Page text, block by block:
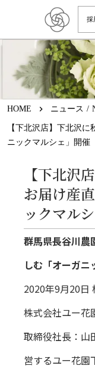
採
HOME keyboard_arrow_right ニュース /
【下北沢店】下北沢
ニックマルシェ」開催
【下北沢
お届け産
ックマル
群馬県長谷川
しむ「オーガ
2020年9月20日
株式会社ユー花
取締役社長：山
営するユー花